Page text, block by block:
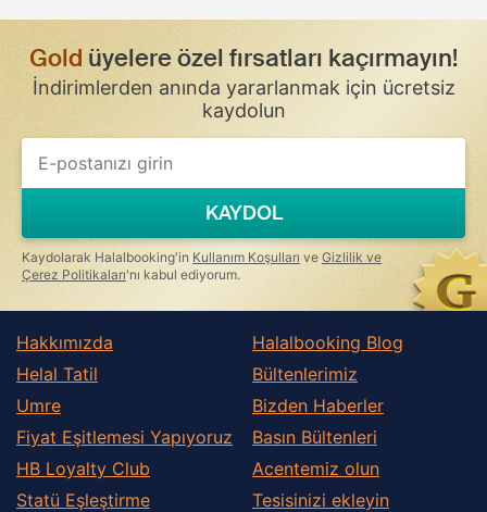
Goldüyelere özel fırsatları kaçırmayın!
İndirimlerden anında yararlanmak için ücretsiz
kaydolun
If
you
ignore
this
field
KAYDOL
Kaydolarak Halalbooking'in Kullanım Koşulları ve Gizlilik ve
Çerez Politikaları'nı kabul ediyorum.
Hakkımızda
Helal Tatil
Umre
Fiyat Eşitlemesi Yapıyoruz
HB Loyalty Club
Statü Eşleştirme
Halalbooking Blog
Bültenlerimiz
Bizden Haberler
Basın Bültenleri
Acentemiz olun
Tesisinizi ekleyin